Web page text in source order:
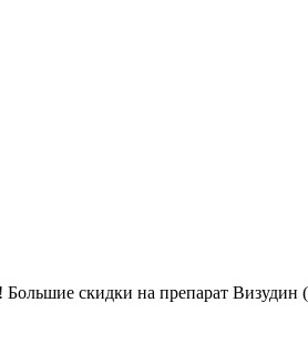
Большие скидки на препарат